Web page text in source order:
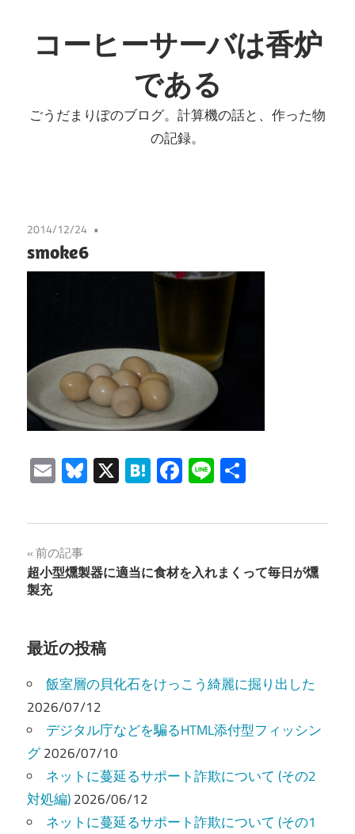
ン
テ
へ
コーヒーサーバは香炉
である
ごうだまりぽのブログ。計算機の話と、作った物
の記録。
2014/12/24
smoke6
EmailBluesky
X Hatena
Facebook
Line
投
稿
ビ
ゲ
ー
シ
ョ
ン
前の記事
超小型燻製器に適当に食材を入れまくって毎日が燻
製充
最近の投稿
飯室層の貝化石をけっこう綺麗に掘り出した
2026/07/12
デジタル庁などを騙るHTML添付型フィッシン
グ2026/07/10
ネットに蔓延るサポート詐欺について (その2
対処編)2026/06/12
ネットに蔓延るサポート詐欺について (その1